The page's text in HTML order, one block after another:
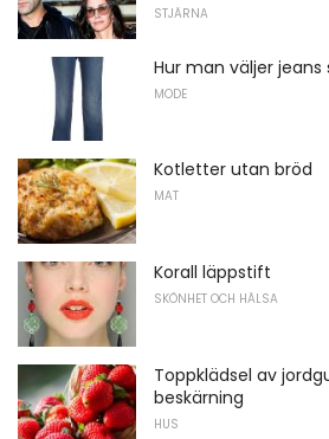
STJÄRNA
Hur man väljer
MODE
Kotletter utan bröd
MAT
Korall läppstift
SKÖNHET OCH HÄLSA
Toppklädsel av
beskärning
HUS